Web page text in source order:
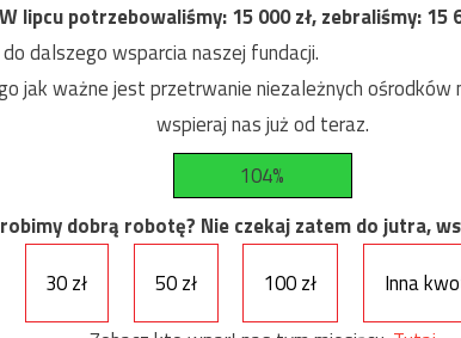
W lipcu potrzebowaliśmy:15 000zł, zebraliśmy:15
dalszego wsparcia naszej fundacji.
jak ważne jest przetrwanie niezależnych ośrodków
wspieraj nas już od teraz.
104%
dobrą robotę? Nie czekaj zatem do jutra,
30 zł
50 zł 100 zł
Inna